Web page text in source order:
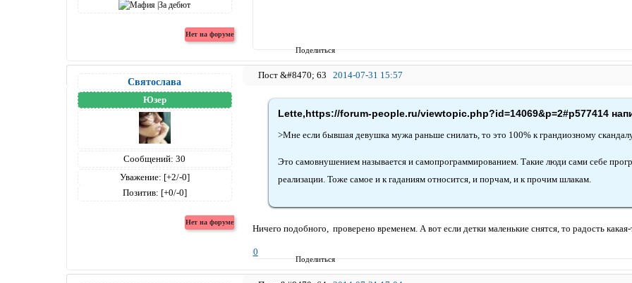
Поделиться
Поделиться
63 2014-07-31 15:57
Святослава
Юзер
Сообщений: 30
Уважение: [+2/-0]
Позитив: [+0/-0]
Lette,https://forum-people.ru/viewtopic.php?id=14069&p=2#p577414
>Мне если бывшая девушка мужа раньше снилать, то это 100% к грандиозному
Это самовнушением называется и самопрограммированием. Такие люди сами себе
реализации. Тоже самое и к гаданиям относится, и порчам, и к прочим шлакам.
Ничего подобного, проверено временем. А вот если детки маленькие снятся, то радость какая-
0